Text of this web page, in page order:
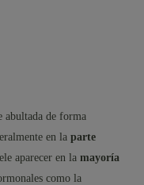
abultada de forma
en la parte
aparecer en la mayoría
como la